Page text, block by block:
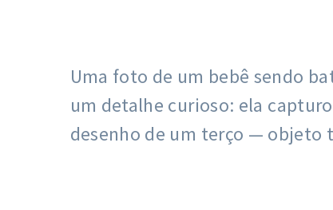
Uma foto de um bebê sendo
um detalhe curioso: ela
desenho de um terço — objeto